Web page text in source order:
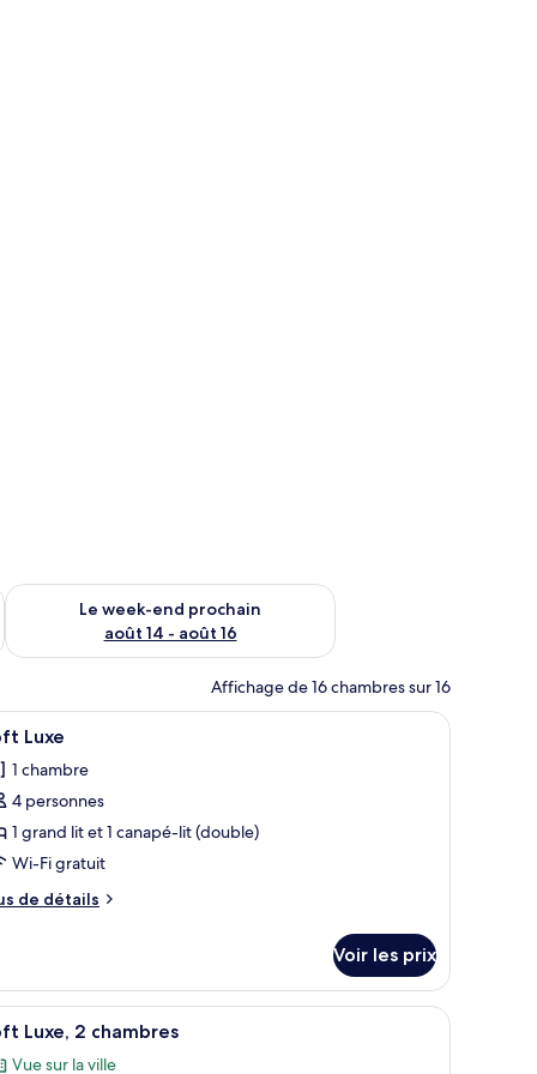
août 7 - août 9
Le week-end prochain
août 14 - août 16
Vérifier la disponibilité pour le week-end prochain août 14 -
Affichage de 16 chambres sur 16
table basse et un téléviseur fixé au mur.
42Luxe
1 chambre
4 personnes
1 grand lit et 1 canapé-lit (double)
Wi-Fi gratuit
de détails
Voir les prix
| TV connectée Un salon moderne avec un canapé gris, une
21Luxe, 2 chambres
Vue sur la ville